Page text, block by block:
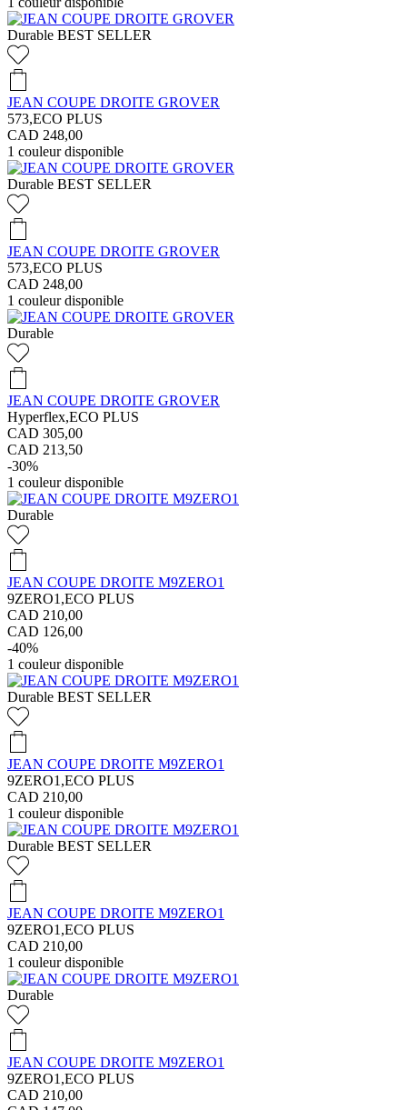
Durable BEST SELLER
JEAN COUPE DROITE GROVER
573,ECO PLUS
CAD 248,00
1 couleur disponible
Durable BEST SELLER
JEAN COUPE DROITE GROVER
573,ECO PLUS
CAD 248,00
1 couleur disponible
Durable
JEAN COUPE DROITE GROVER
Hyperflex,ECO PLUS
CAD 305,00
CAD 213,50
-30%
1 couleur disponible
Durable
JEAN COUPE DROITE M9ZERO1
9ZERO1,ECO PLUS
CAD 210,00
CAD 126,00
-40%
1 couleur disponible
Durable BEST SELLER
JEAN COUPE DROITE M9ZERO1
9ZERO1,ECO PLUS
CAD 210,00
1 couleur disponible
Durable BEST SELLER
JEAN COUPE DROITE M9ZERO1
9ZERO1,ECO PLUS
CAD 210,00
1 couleur disponible
Durable
JEAN COUPE DROITE M9ZERO1
9ZERO1,ECO PLUS
CAD 210,00